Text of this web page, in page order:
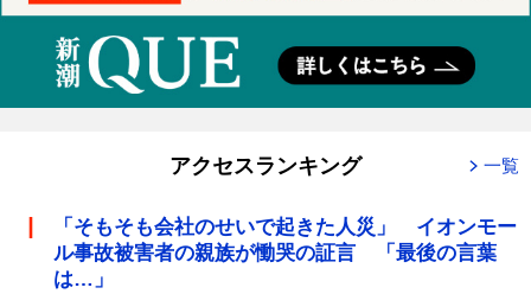
アクセスランキング 一覧
「そもそも会社のせいで起きた人災」 イオンモー
ル事故被害者の親族が慟哭の証言 「最後の言葉
は…」